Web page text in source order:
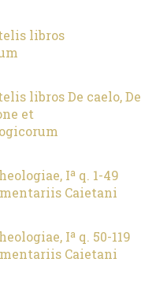
libros
libros De caelo, De
et
Iª q. 1-49
Caietani
Iª q. 50-119
Caietani